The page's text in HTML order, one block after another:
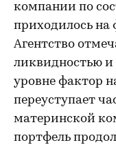
компании по
приходилось на
Агентство
ликвидностью
уровне фактор
переуступает
материнской
портфель